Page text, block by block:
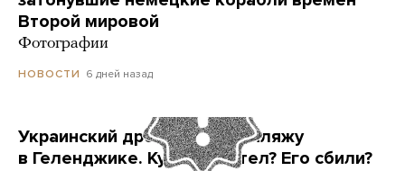
Второй мировой
Фотографии
НОВОСТИ 6 дней назад
Украинский дрон попал по пляжу
в Геленджике. Куда он летел? Его сбили?